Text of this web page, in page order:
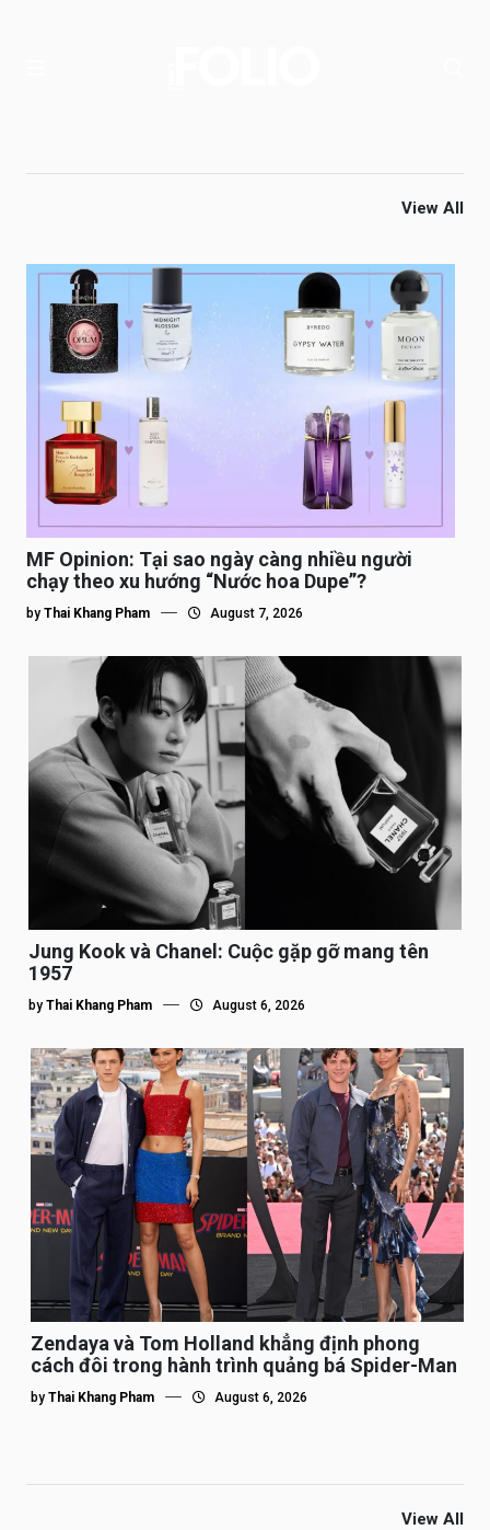
View All
MF Opinion: Tại sao ngày càng nhiều người
chạy theo xu hướng “Nước hoa Dupe”?
by Thai Khang Pham August 7, 2026
Jung Kook và Chanel: Cuộc gặp gỡ mang tên
1957
by Thai Khang Pham August 6, 2026
Zendaya và Tom Holland khẳng định phong
cách đôi trong hành trình quảng bá Spider-Man
by Thai Khang Pham August 6, 2026
View All